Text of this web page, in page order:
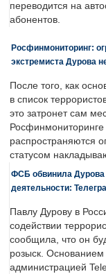
переводится на
абонентов.
Росфинмониторинг:
экстремиста Дурова
После того, как
в список
это затронет сам
Росфинмониторинге
распространяются
статусом
ФСБ обвинила Дурова
деятельности:
Павлу Дурову в
содействии
сообщила, что он
розыск. Основанием
администрацией